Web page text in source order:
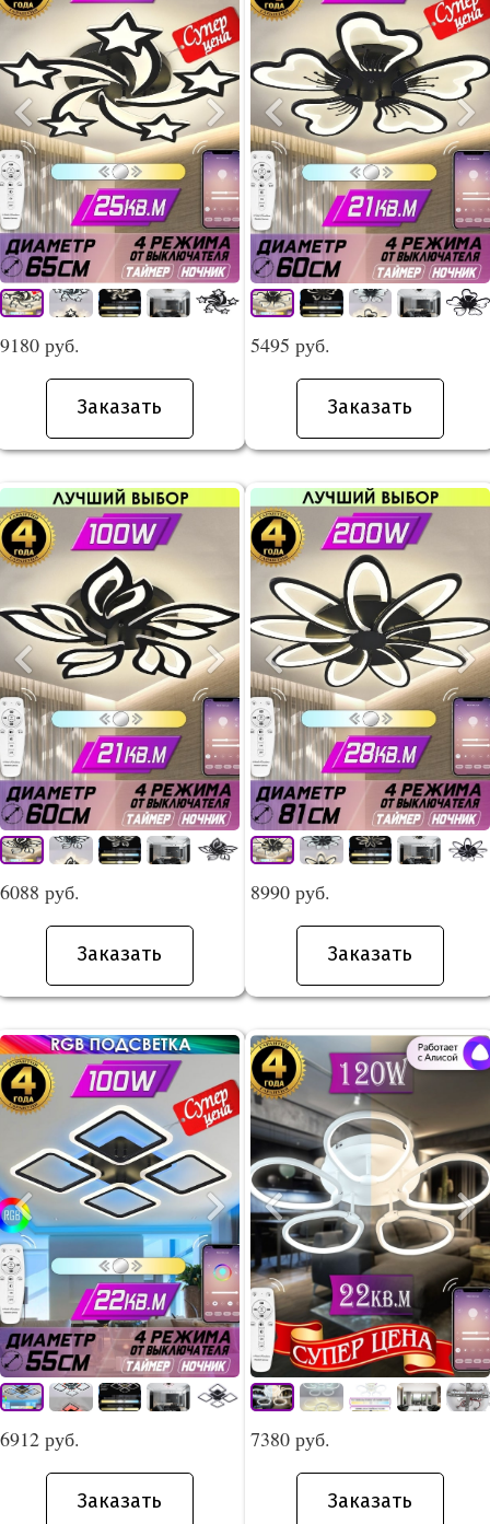
9180 руб.
Заказать
5495 руб.
Заказать
6088 руб.
Заказать
8990 руб.
Заказать
6912 руб.
Заказать
7380 руб.
Заказать